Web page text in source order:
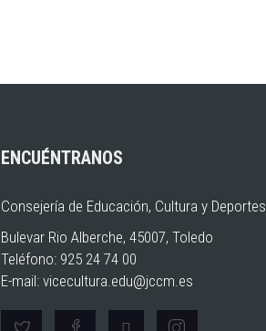
ENCUÉNTRANOS
Consejería de Educación, Cultura y Deportes
Bulevar Rio Alberche, 45007, Toledo
Teléfono: 925 24 74 00
E-mail: vicecultura.edu@jccm.es